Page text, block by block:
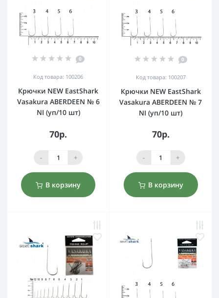
0
Код товара: 100206
Крючки NEW EastShark
Vasakura ABERDEEN № 6
NI (уп/10 шт)
70р.
- +
В корзину
0
Код товара: 100207
Крючки NEW EastShark
Vasakura ABERDEEN № 7
NI (уп/10 шт)
70р.
- +
В корзину